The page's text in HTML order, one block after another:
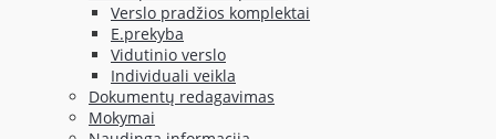
Verslo pradžios komplektai
E.prekyba
Vidutinio verslo
Individuali veikla
Dokumentų redagavimas
Mokymai